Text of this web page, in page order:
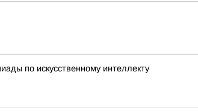
по искусственному интеллекту